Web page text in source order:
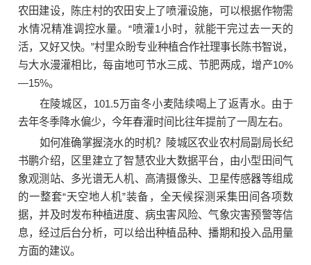
农田建设，陈庄村的农田安上了喷灌设施，可以根据作物需
水情况精准调控水量。“喷灌1小时，就能干完过去一天的
活，又好又快。”村里众盼专业种植合作社理事长陈书智说，
与大水漫灌相比，每亩地可节水三成、节肥两成，增产10%
—15%。
在陵城区，101.5万亩冬小麦陆续喝上了返青水。由于
去年冬季降水偏少，今年春灌时间比往年提前了一周左右。
如何准确掌握浇水的时机？陵城区农业农村局副局长纪
书鹏介绍，区里建立了智慧农业大数据平台，由小型田间气
象观测站、多光谱无人机、高清摄像头、卫星传感器等组成
的一整套“天空地人机”装备，全天候探测采集田间各项数
据，并及时发布种植进度、病虫害风险、气象灾害预警等信
息，经过后台分析，可以给出种植品种、播期和投入品用量
方面的建议。